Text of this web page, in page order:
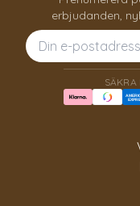
erbjudanden,
SÄKRA